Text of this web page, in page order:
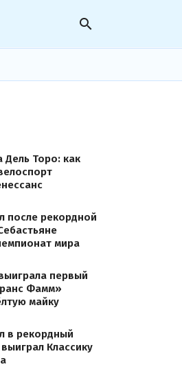
search
Торо: как
после рекордной
мира
первый
Фамм»
майку
в рекордный
Классику